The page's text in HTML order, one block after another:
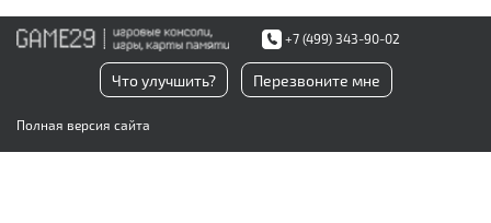
+7 (499) 343-90-02
Что улучшить? Перезвоните мне
Полная версия сайта